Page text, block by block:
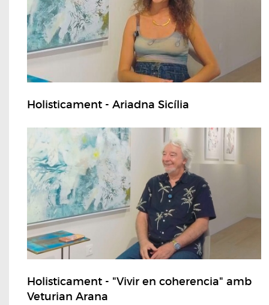
Holisticament - Ariadna Sicília
Holisticament - "Vivir en coherencia" amb
Veturian Arana